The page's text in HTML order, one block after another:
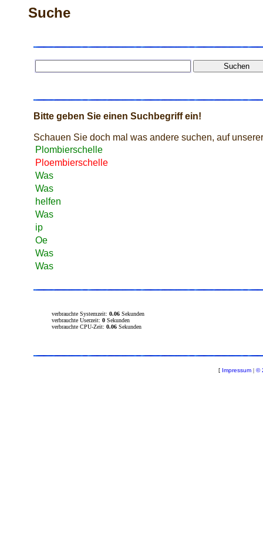
Suche
Bitte geben Sie einen Suchbegriff ein!
Schauen Sie doch mal was andere suchen, auf
Plombierschelle
Ploembierschelle
Was
Was
helfen
Was
ip
Oe
Was
Was
verbrauchte Systemzeit: 0.06 Sekunden
verbrauchte Userzeit: 0 Sekunden
verbrauchte CPU-Zeit: 0.06 Sekunden
[ Impressum| ©